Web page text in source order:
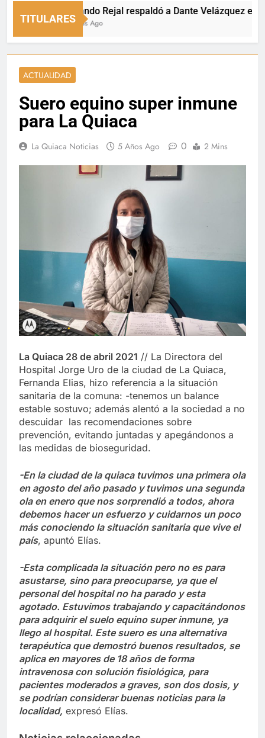
TITULARES
Fernando Rejal respaldó a Dante Velázquez en el
18 Horas Ago
ACTUALIDAD
Suero equino super inmune
para La Quiaca
La Quiaca Noticias 5 Años Ago 0 2 Mins
La Quiaca 28 de abril 2021 // La Directora del
Hospital Jorge Uro de la ciudad de La Quiaca,
Fernanda Elias, hizo referencia a la situación
sanitaria de la comuna: -tenemos un balance
estable sostuvo; además alentó a la sociedad a no
descuidar las recomendaciones sobre
prevención, evitando juntadas y apegándonos a
las medidas de bioseguridad.
-En la ciudad de la quiaca tuvimos una primera ola
en agosto del año pasado y tuvimos una segunda
ola en enero que nos sorprendió a todos, ahora
debemos hacer un esfuerzo y cuidarnos un poco
más conociendo la situación sanitaria que vive el
país, apuntó Elías.
-Esta complicada la situación pero no es para
asustarse, sino para preocuparse, ya que el
personal del hospital no ha parado y esta
agotado. Estuvimos trabajando y capacitándonos
para adquirir el suelo equino super inmune, ya
llego al hospital. Este suero es una alternativa
terapéutica que demostró buenos resultados, se
aplica en mayores de 18 años de forma
intravenosa con solución fisiológica, para
pacientes moderados a graves, son dos dosis, y
se podrían considerar buenas noticias para la
localidad, expresó Elías.